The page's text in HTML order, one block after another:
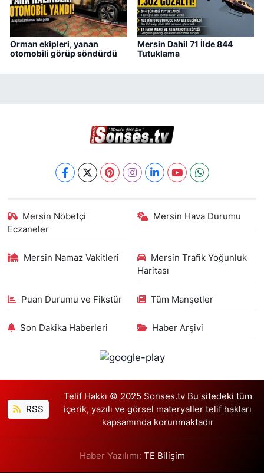
Orman ekipleri, yanan
otomobili görüp söndürdü
Mersin Dahil 71 İlde 844
Tutuklama
Mersin Nöbetçi
Eczaneler
Mersin Hava Durumu
Mersin Namaz Vakitleri
Mersin Trafik Yoğunluk
Haritası
Puan Durumu ve Fikstür Tüm Manşetler
Son Dakika Haberleri Haber Arşivi
RSS
Telif Hakkı © 2025 Sonses.tv Bu sitedeki tüm
içerik, yazılı ve görsel materyaller telif hakları
kapsamında korunmaktadır
Haber Yazılımı: TE Bilişim